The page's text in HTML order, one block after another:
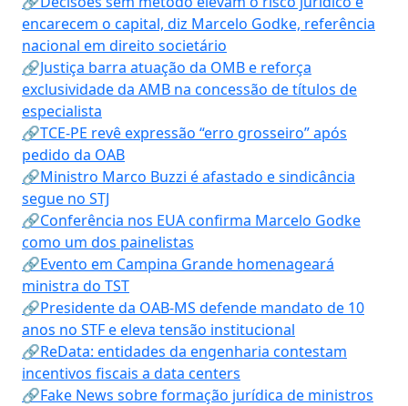
encarecem o capital, diz Marcelo Godke, referência
nacional em direito societário
🔗Justiça barra atuação da OMB e reforça
exclusividade da AMB na concessão de títulos de
especialista
🔗TCE-PE revê expressão “erro grosseiro” após
pedido da OAB
🔗Ministro Marco Buzzi é afastado e sindicância
segue no STJ
🔗Conferência nos EUA confirma Marcelo Godke
como um dos painelistas
🔗Evento em Campina Grande homenageará
ministra do TST
🔗Presidente da OAB-MS defende mandato de 10
anos no STF e eleva tensão institucional
🔗ReData: entidades da engenharia contestam
incentivos fiscais a data centers
🔗Fake News sobre formação jurídica de ministros